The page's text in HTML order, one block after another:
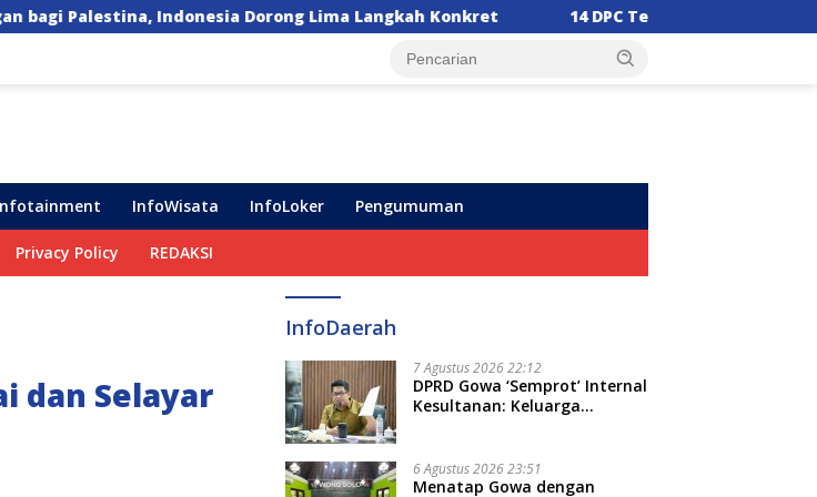
Dorong Lima Langkah Konkret 14 DPC Terima SK Kepengurusan, Ketua DPW PPP
InfoWisata InfoLoker Pengumuman
Privacy Policy REDAKSI
dan Selayar
InfoDaerah
7 Agustus 2026 22:12
DPRD Gowa ‘Semprot’ Internal
Kesultanan: Keluarga
6 Agustus 2026 23:51
Menatap Gowa dengan